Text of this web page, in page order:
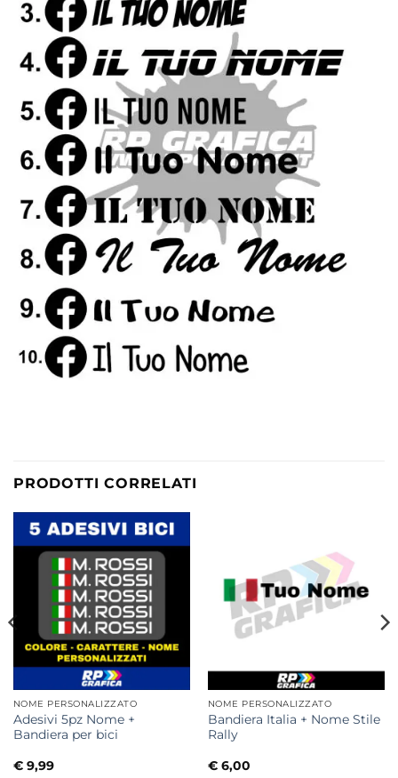
PRODOTTI CORRELATI
NOME PERSONALIZZATO
Adesivi 5pz Nome +
Bandiera per bici
€9,99
NOME PERSONALIZZATO
Bandiera Italia + Nome Stile
Rally
€6,00